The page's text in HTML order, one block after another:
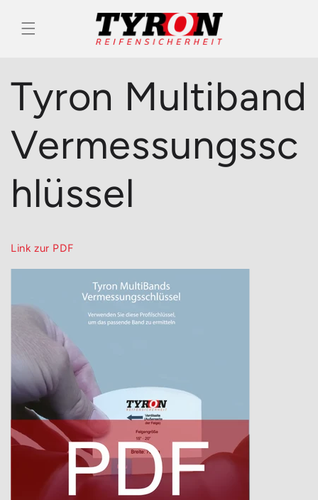
Inhalt
Tyron Multiband
Vermessungssc
hlüssel
Link zur PDF